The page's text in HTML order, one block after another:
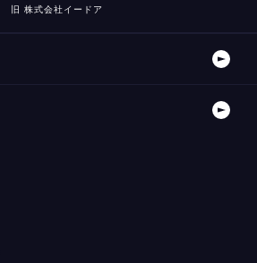
旧 株式会社イードア